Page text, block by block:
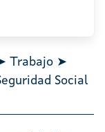
Trabajo ➤
Social